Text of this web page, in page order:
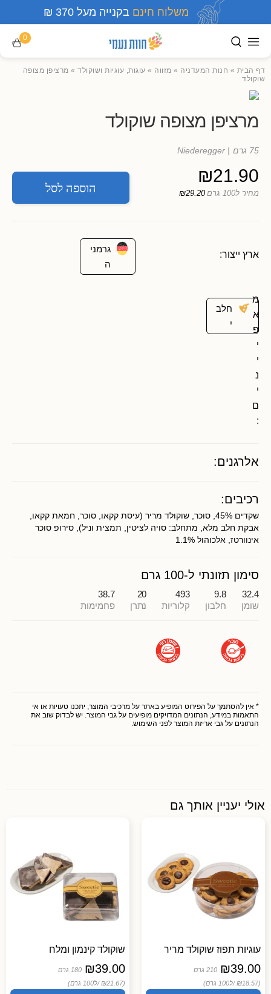
משלוח חינם בקנייה מעל 370 ₪
0
דף הבית » חנות המעדניה » מזווה » עוגות, עוגיות ושוקולד » מרציפן מצופה
שוקולד
מרציפן מצופה שוקולד
75 גרם | Niederegger
₪21.90
מחיר ל100 גרם ₪29.20 הוספה לסל
ארץ ייצור:
גרמני
ה
מ
א
פ
י
י
נ
י
ם
:
חלב
י
אלרגנים:
רכיבים:
שקדים 45%, סוכר, שוקולד מריר (עיסת קקאו, סוכר, חמאת קקאו,
אבקת חלב מלא, מתחלב: סויה לציטין, תמצית וניל), סירופ סוכר
אינוורטז, אלכוהול 1.1%
סימון תזונתי ל-100 גרם
32.4
שומן
9.8
חלבון
493
קלוריות
20
נתרן
38.7
פחמימות
* אין להסתמך על הפירוט המופיע באתר על מרכיבי המוצר, יתכנו טעויות או אי
התאמות במידע, הנתונים המדויקים מופיעים על גבי המוצר. יש לבדוק שוב את
הנתונים על גבי אריזת המוצר לפני השימוש.
אולי יעניין אותך גם
עוגיות תפוז שוקולד מריר
₪39.00
210 גרם
(₪18.57 /
ל100 גרם)
שוקולד קינמון ומלח
₪39.00
180 גרם
(₪21.67 /
ל100 גרם)